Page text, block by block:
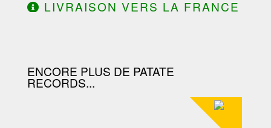
LIVRAISON VERS LA FRANCE
ENCORE PLUS DE PATATE
RECORDS...